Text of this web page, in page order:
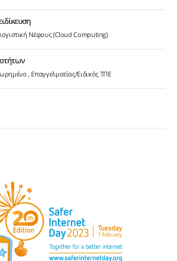
Νέφους (Cloud Computing)
Επαγγελματίας/Ειδικός ΤΠΕ